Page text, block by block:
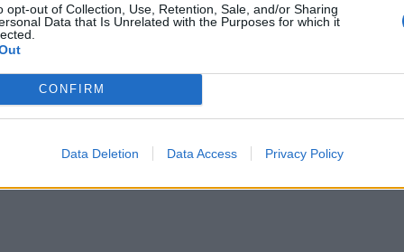
opt-out of Collection, Use, Retention, Sale, and/or Sharing
Data that Is Unrelated with the Purposes for which it
CONFIRM
Data Deletion Data Access Privacy Policy
βγω έτσι με ένα σόου μουσικό, αλλά δεν ξέρω,
έχει. Αν δεν λέγεται Just θα λέγεται… The
του τη νέα σεζόν, στο Χαμογέλα και πάλι.